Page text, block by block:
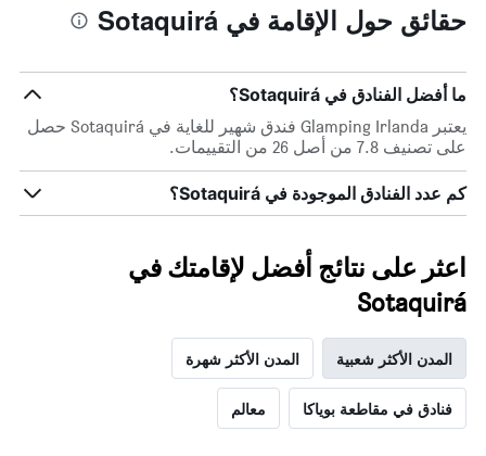
حقائق حول الإقامة في Sotaquirá
ما أفضل الفنادق في Sotaquirá؟
يعتبر Glamping Irlanda فندق شهير للغاية في Sotaquirá حصل
على تصنيف 7.8 من أصل 26 من التقييمات.
كم عدد الفنادق الموجودة في Sotaquirá؟
اعثر على نتائج أفضل لإقامتك في
Sotaquirá
المدن الأكثر شعبية المدن الأكثر شهرة
فنادق في مقاطعة بوياكا معالم